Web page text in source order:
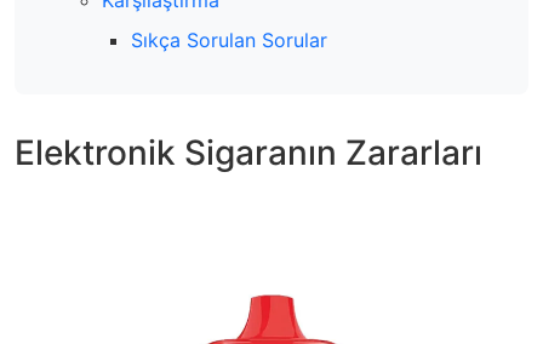
Sıkça Sorulan Sorular
Elektronik Sigaranın Zararları